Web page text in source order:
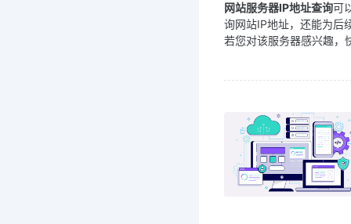
网站服务器IP地址查询可
询网站IP地址，还能为后
若您对该服务器感兴趣，